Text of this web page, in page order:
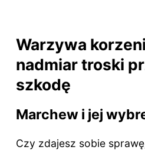
Warzywa
nadmiar troski
szkodę
Marchew i jej
Czy zdajesz sobie